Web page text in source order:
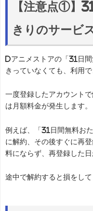
【注意点①】
きりのサービ
dアニメストアの「31日
きっていなくても、利用
一度登録したアカウント
は月額料金が発生します。
例えば、「31日間無料お
に解約、その後すぐに再
料にならず、再登録した
途中で解約すると損をし